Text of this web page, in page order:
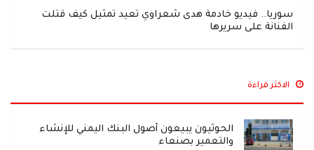
سوريا.. فيديو خادمة هدى شعراوي تعيد تمثيل كيف قتلت
الفنانة على سريرها
الاكثر قراءة
الحوثيون يبيعون أصول البنك اليمني للإنشاء
والتعمير بصنعاء